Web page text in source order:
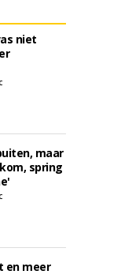
niet
maar
spring
en meer